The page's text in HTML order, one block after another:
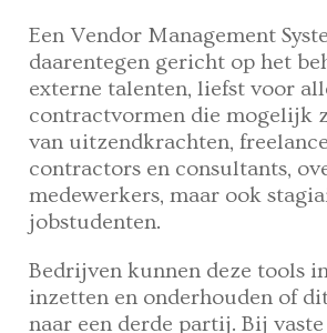
Een Vendor Management
daarentegen gericht op het
externe talenten, liefst voor
contractvormen die mogelijk
van uitzendkrachten,
contractors en consultants,
medewerkers, maar ook
jobstudenten.
Bedrijven kunnen deze tools
inzetten en onderhouden of
naar een derde partij. Bij